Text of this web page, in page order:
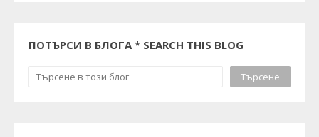
ПОТЪРСИ В БЛОГА * SEARCH THIS BLOG